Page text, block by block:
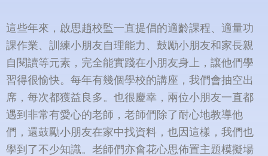
這些年來，啟思趙校監一直提倡的適齡課程、適量功
課作業、訓練小朋友自理能力、鼓勵小朋友和家長親
自閱讀等元素，完全能實踐在小朋友身上，讓他們學
習得很愉快。每年有幾個學校的講座，我們會抽空出
席，每次都獲益良多。也很慶幸，兩位小朋友一直都
遇到非常有愛心的老師，老師們除了耐心地教導他
們，還鼓勵小朋友在家中找資料，也因這樣，我們也
學到了不少知識。老師們亦會花心思佈置主題模擬場